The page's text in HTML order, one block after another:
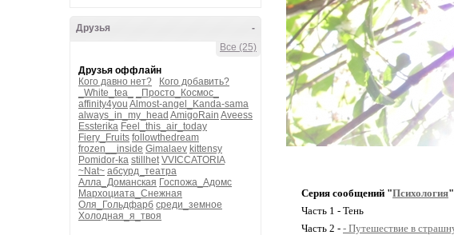
-
Друзья
Все (25)
Друзья оффлайн
Кого давно нет?
Кого добавить?
_White_tea_
_Просто_Космос_
affinity4you Almost-angel_Kanda-sama
always_in_my_head AmigoRain Aveess
Essterika Feel_this_air_today
Fiery_Fruits followthedream
frozen__inside Gimalaev kittensy
Pomidor-ka stillhet VVICCATORIA
~Nat~ абсурд_театра
Алла_Доманская Госпожа_Адомс
Мархоциата_Снежная
Оля_Гольдфарб среди_земное
Холодная_я_твоя
Серия сообщений "Психология
Часть 1 - Тень
Часть 2 - - Путешествие в